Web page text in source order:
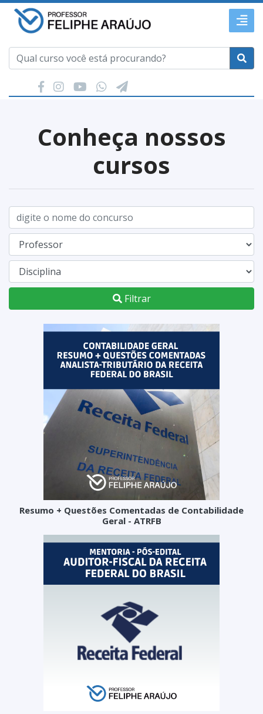
Conheça nossos
cursos
Filtrar
Resumo + Questões Comentadas de Contabilidade
Geral - ATRFB